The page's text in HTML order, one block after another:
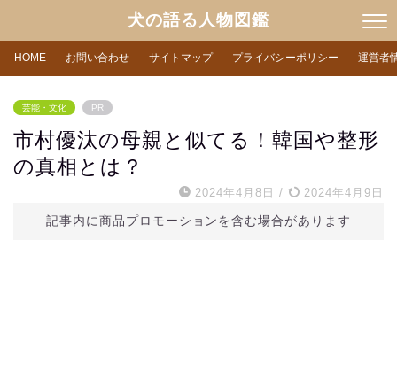
犬の語る人物図鑑
HOME お問い合わせ サイトマップ プライバシーポリシー 運営者
芸能・文化 PR
市村優汰の母親と似てる！韓国や整形
の真相とは？
2024年4月8日 / 2024年4月9日
記事内に商品プロモーションを含む場合があります